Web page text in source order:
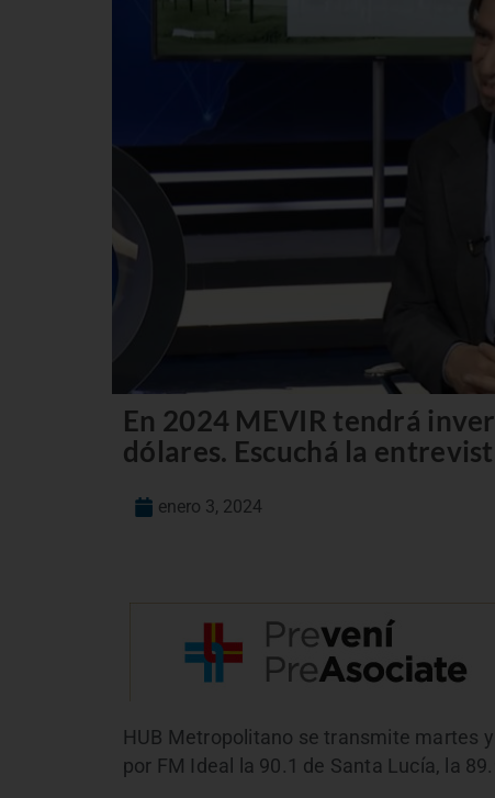
En 2024 MEVIR tendrá
dólares. Escuchá la
enero 3, 2024
HUB Metropolitano se transmite martes
por FM Ideal la 90.1 de Santa Lucía, la